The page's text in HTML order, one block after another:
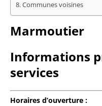
Communes voisines
Marmoutier
Informations
services
Horaires d’ouverture :